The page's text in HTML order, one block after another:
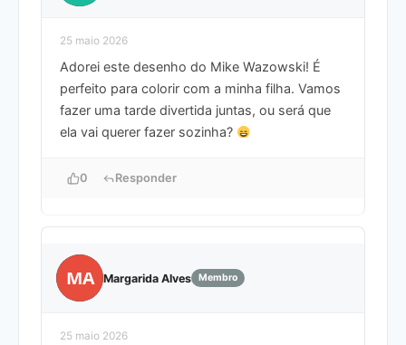
25 maio 2026
Adorei este desenho do Mike Wazowski! É
perfeito para colorir com a minha filha. Vamos
fazer uma tarde divertida juntas, ou será que
ela vai querer fazer sozinha?
0 Responder
MA Margarida Alves Membro
25 maio 2026